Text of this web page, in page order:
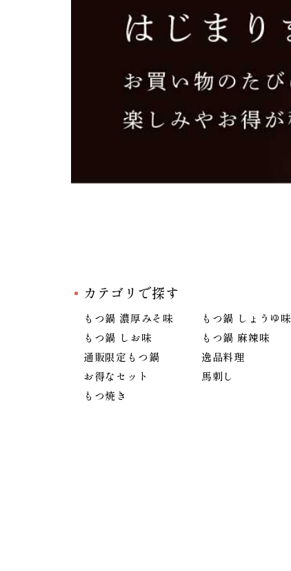
カテゴリで探す
もつ鍋 濃厚みそ味
もつ鍋 しょうゆ味
もつ鍋 しお味
もつ鍋 麻辣味
通販限定もつ鍋
逸品料理
お得なセット
馬刺し
もつ焼き